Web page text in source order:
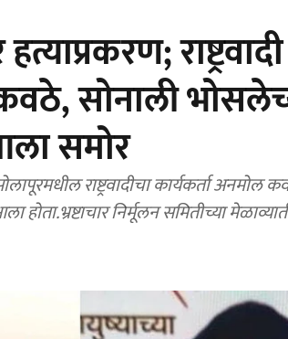
राष्ट्रवादी
सोनाली
समोर
राष्ट्रवादीचा कार्यकर्ता अनमोल
निर्मूलन समितीच्या